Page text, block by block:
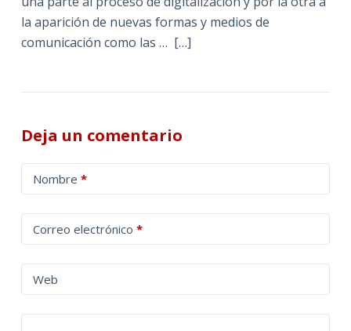
la aparición de nuevas formas y medios de
comunicación como las … […]
Deja un comentario
Nombre *
Correo electrónico *
Web
l
t
a
t